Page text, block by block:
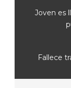
Joven es
Fallece